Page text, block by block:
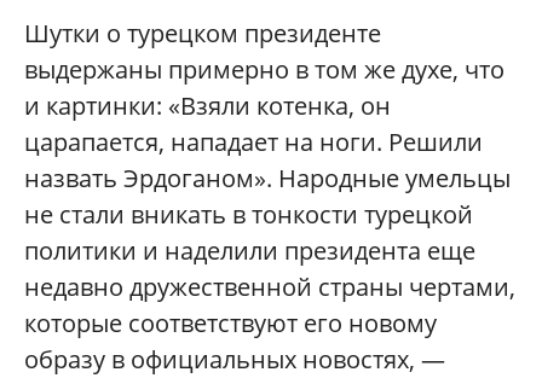
Шутки о турецком президенте
выдержаны примерно в том же духе, что
и картинки: «Взяли котенка, он
царапается, нападает на ноги. Решили
назвать Эрдоганом». Народные умельцы
не стали вникать в тонкости турецкой
политики и наделили президента еще
недавно дружественной страны чертами,
которые соответствуют его новому
образу в официальных новостях, —